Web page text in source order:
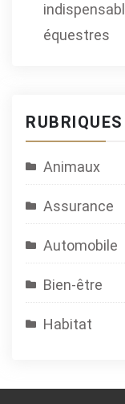
équestres
RUBRIQUES
Animaux
Assurance
Automobile
Bien-être
Habitat